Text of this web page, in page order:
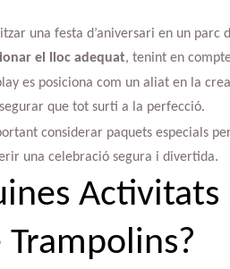
una festa d’aniversari en un
el lloc adequat, tenint en
es posiciona com un aliat en la
que tot surti a la perfecció.
considerar paquets especials
una celebració segura i divertida.
Activitats
Trampolins?